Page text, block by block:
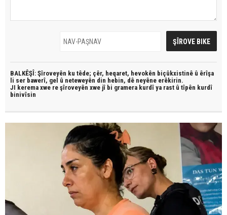
BALKÊŞÎ: Şîroveyên ku têde; çêr, heqaret, hevokên biçûkxistinê û êrîşa
li ser bawerî, gel û neteweyên din hebin, dê neyêne erêkirin.
JI kerema xwe re şîroveyên xwe jî bi gramera kurdî ya rast û tîpên kurdî
binivîsin